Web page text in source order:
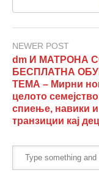
NEWER POST
dm И МАТРОНА
БЕСПЛАТНА
ТЕМА – Мирни
целото
спиење, навики и
транзиции кај